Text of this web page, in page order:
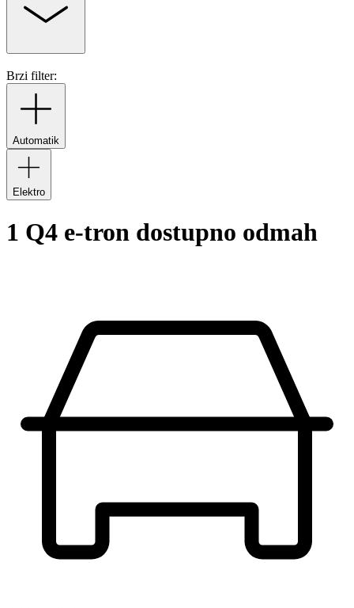
Brzi filter:
Automatik
Elektro
1 Q4 e-tron dostupno odmah